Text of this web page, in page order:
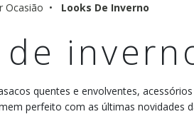
Ocasião Looks De Inverno
de
quentes e envolventes,
perfeito com as últimas novidades